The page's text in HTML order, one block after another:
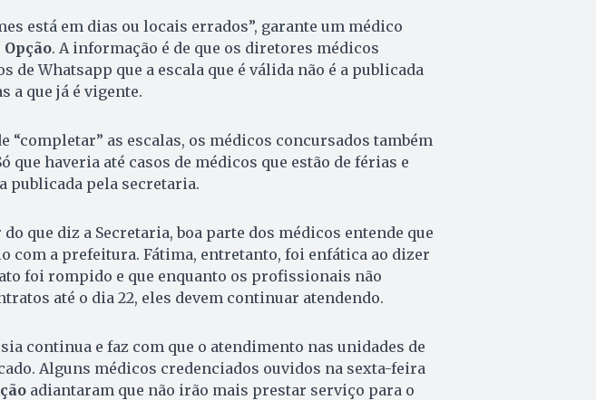
está em dias ou locais errados”, garante um médico
. A informação é de que os diretores médicos
de Whatsapp que a escala que é válida não é a publicada
a que já é vigente.
“completar” as escalas, os médicos concursados também
que haveria até casos de médicos que estão de férias e
publicada pela secretaria.
que diz a Secretaria, boa parte dos médicos entende que
com a prefeitura. Fátima, entretanto, foi enfática ao dizer
foi rompido e que enquanto os profissionais não
até o dia 22, eles devem continuar atendendo.
continua e faz com que o atendimento nas unidades de
Alguns médicos credenciados ouvidos na sexta-feira
adiantaram que não irão mais prestar serviço para o